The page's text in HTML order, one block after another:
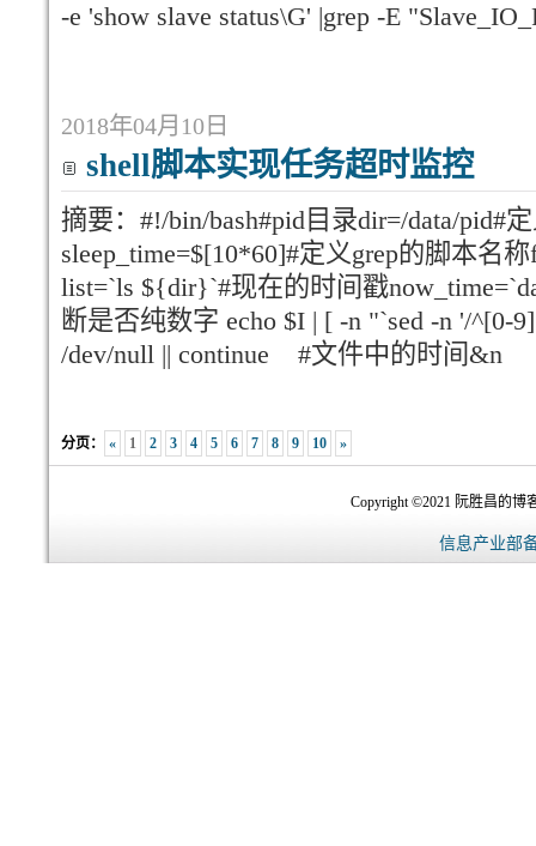
-e 'show slave status\G' |grep -E
2018年04月10日
shell脚本实现任务超时监控
摘要：#!/bin/bash#pid目录dir=/data/pid#
sleep_time=$[10*60]#定义grep的脚本名
list=`ls ${dir}`#现在的时间戳
断是否纯数字 echo $I | [ -n "`sed -n '/^[0-
/dev/null || continue #文件中的时间&n
分页： « 1 2 3 4 5 6 7 8 9 10 »
Copyright ©2021 阮胜昌的博
信息产业部